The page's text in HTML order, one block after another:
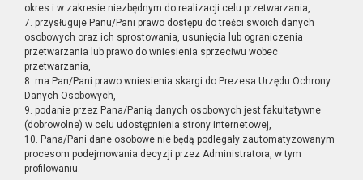
okres i w zakresie niezbędnym do realizacji celu przetwarzania,
7. przysługuje Panu/Pani prawo dostępu do treści swoich danych
osobowych oraz ich sprostowania, usunięcia lub ograniczenia
przetwarzania lub prawo do wniesienia sprzeciwu wobec
przetwarzania,
8. ma Pan/Pani prawo wniesienia skargi do Prezesa Urzędu Ochrony
Danych Osobowych,
9. podanie przez Pana/Panią danych osobowych jest fakultatywne
(dobrowolne) w celu udostępnienia strony internetowej,
10. Pana/Pani dane osobowe nie będą podlegały zautomatyzowanym
procesom podejmowania decyzji przez Administratora, w tym
profilowaniu.